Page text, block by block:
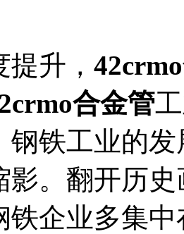
升，
合金管
钢铁工业的
影。翻开历
铁企业多集